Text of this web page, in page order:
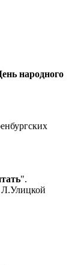
народного
".
Л.Улицкой